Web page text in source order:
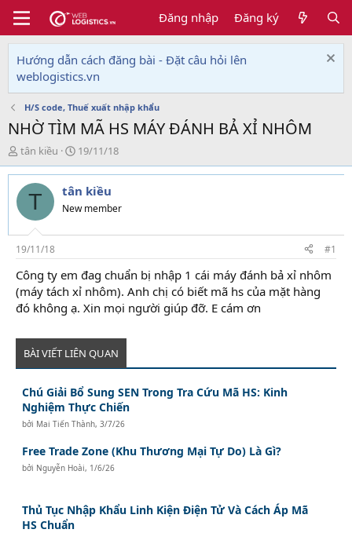
Đăng nhập Đăng ký
Hướng dẫn cách đăng bài - Đặt câu hỏi lên
weblogistics.vn
H/S code, Thuế xuất nhập khẩu
NHỜ TÌM MÃ HS MÁY ĐÁNH BẢ XỈ NHÔM
T
h
r
e
d
s
t
a
r
t
e
tân kiều
N
g
à
y
g
i
19/11/18
T tân kiều
New member
19/11/18 #1
Công ty em đag chuẩn bị nhập 1 cái máy đánh bả xỉ nhôm
(máy tách xỉ nhôm). Anh chị có biết mã hs của mặt hàng
đó không ạ. Xin mọi người giúp đỡ. E cám ơn
BÀI VIẾT LIÊN QUAN
Chú Giải Bổ Sung SEN Trong Tra Cứu Mã HS: Kinh
Nghiệm Thực Chiến
bởi Mai Tiến Thành,3/7/26
Free Trade Zone (Khu Thương Mại Tự Do) Là Gì?
bởi Nguyễn Hoài, 1/6/26
Thủ Tục Nhập Khẩu Linh Kiện Điện Tử Và Cách Áp Mã
HS Chuẩn